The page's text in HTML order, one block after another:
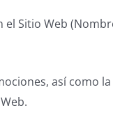
Sitio Web
así como